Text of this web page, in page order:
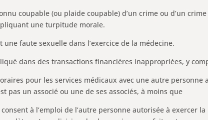
coupable (ou plaide coupable) d’un crime ou d’un
une turpitude morale.
une faute sexuelle dans l’exercice de la médecine.
dans des transactions financières inappropriées, y
pour les services médicaux avec une autre personne
pas un associé ou une de ses associés, à moins que
à l’emploi de l’autre personne autorisée à exercer